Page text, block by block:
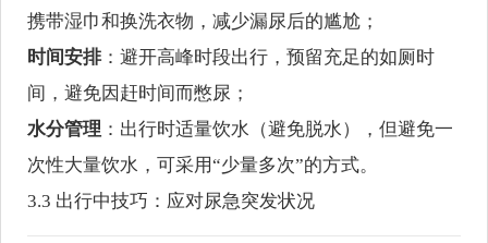
携带湿巾和换洗衣物，减少漏尿后的尴尬；
时间安排：避开高峰时段出行，预留充足的如厕时
间，避免因赶时间而憋尿；
水分管理 ：出行时适量饮水（避免脱水），但避免一
次性大量饮水，可采用“少量多次”的方式。
3.3 出行中技巧：应对尿急突发状况